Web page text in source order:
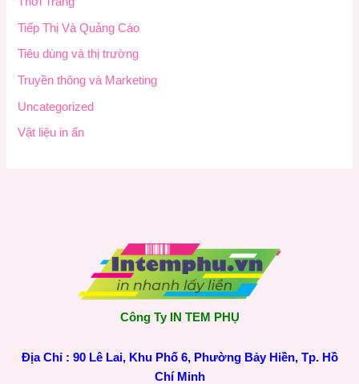
Tiếp Thị Và Quảng Cáo
Tiêu dùng và thị trường
Truyền thông và Marketing
Uncategorized
Vật liệu in ấn
Công Ty IN TEM PHỤ
Địa Chỉ : 90 Lê Lai, Khu Phố 6, Phường Bảy Hiền, Tp. Hồ
Chí Minh